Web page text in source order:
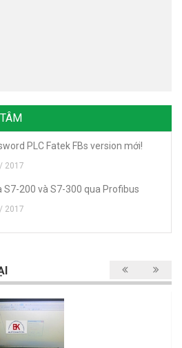
PLC Fatek FBs version mới!
2017
S7-200 và S7-300 qua Profibus
2017